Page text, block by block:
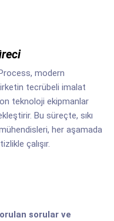
modern
tecrübeli imalat
teknoloji ekipmanlar
Bu süreçte, sıkı
her aşamada
çalışır.
sorular ve